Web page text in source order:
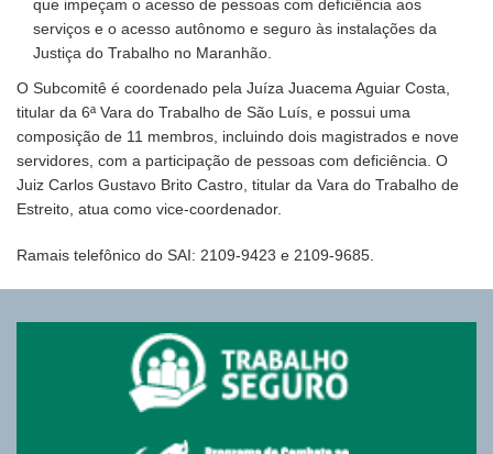
que impeçam o acesso de pessoas com deficiência aos
serviços e o acesso autônomo e seguro às instalações da
Justiça do Trabalho no Maranhão.
O Subcomitê é coordenado pela Juíza Juacema Aguiar Costa,
titular da 6ª Vara do Trabalho de São Luís, e possui uma
composição de 11 membros, incluindo dois magistrados e nove
servidores, com a participação de pessoas com deficiência. O
Juiz Carlos Gustavo Brito Castro, titular da Vara do Trabalho de
Estreito, atua como vice-coordenador.
Ramais telefônico do SAI: 2109-9423 e 2109-9685.